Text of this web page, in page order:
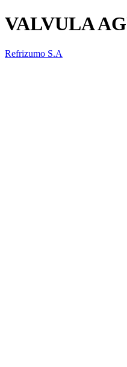
VALVULA
Refrizumo S.A